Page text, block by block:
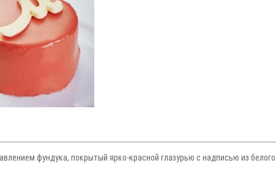
фундука, покрытый ярко-красной глазурью с надписью из